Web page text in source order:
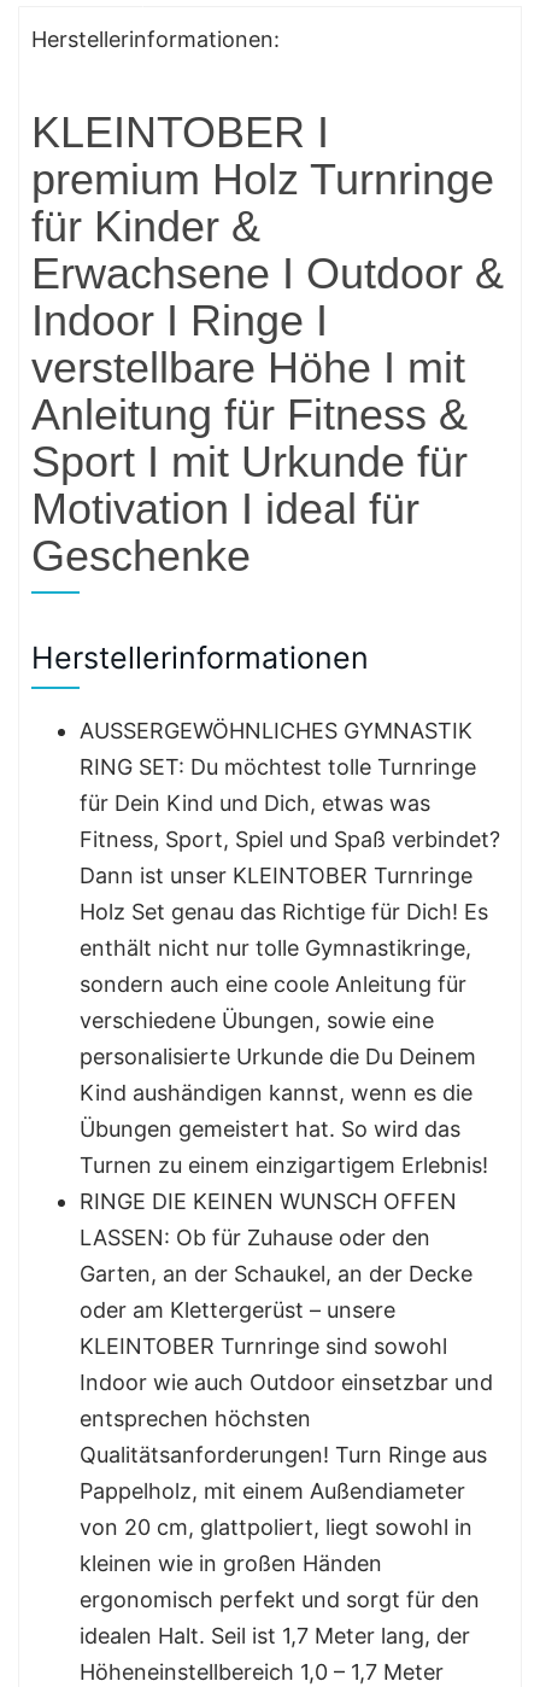
Herstellerinformationen:
KLEINTOBER I
premium Holz Turnringe
für Kinder &
Erwachsene I Outdoor &
Indoor I Ringe I
verstellbare Höhe I mit
Anleitung für Fitness &
Sport I mit Urkunde für
Motivation I ideal für
Geschenke
Herstellerinformationen
AUSSERGEWÖHNLICHES GYMNASTIK
RING SET: Du möchtest tolle Turnringe
für Dein Kind und Dich, etwas was
Fitness, Sport, Spiel und Spaß verbindet?
Dann ist unser KLEINTOBER Turnringe
Holz Set genau das Richtige für Dich! Es
enthält nicht nur tolle Gymnastikringe,
sondern auch eine coole Anleitung für
verschiedene Übungen, sowie eine
personalisierte Urkunde die Du Deinem
Kind aushändigen kannst, wenn es die
Übungen gemeistert hat. So wird das
Turnen zu einem einzigartigem Erlebnis!
RINGE DIE KEINEN WUNSCH OFFEN
LASSEN: Ob für Zuhause oder den
Garten, an der Schaukel, an der Decke
oder am Klettergerüst – unsere
KLEINTOBER Turnringe sind sowohl
Indoor wie auch Outdoor einsetzbar und
entsprechen höchsten
Qualitätsanforderungen! Turn Ringe aus
Pappelholz, mit einem Außendiameter
von 20 cm, glattpoliert, liegt sowohl in
kleinen wie in großen Händen
ergonomisch perfekt und sorgt für den
idealen Halt. Seil ist 1,7 Meter lang, der
Höheneinstellbereich 1,0 – 1,7 Meter